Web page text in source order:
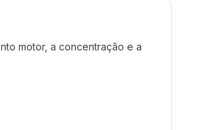
motor, a concentração e a